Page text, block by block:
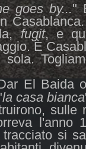
goes by..."
fugit, e
È
El Baida
la casa bianca
l'anno
si